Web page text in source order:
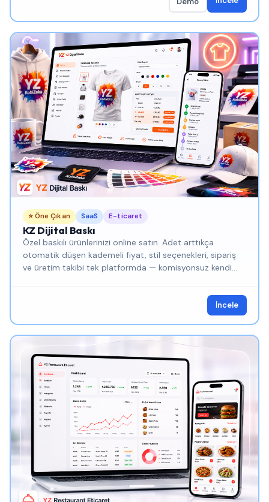
⭐ Öne Çıkan SaaS E-ticaret
KZ Dijital Baskı
Özel baskılı ürünlerinizi online satın. Adet arttıkça
otomatik düşen kademeli fiyat, stil seçenekleri, sipariş
ve üretim takibi tek platformda — komisyonsuz kendi
İncele